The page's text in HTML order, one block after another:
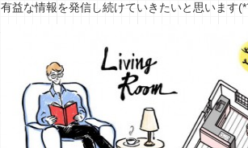
有益な情報を発信し続けていきたいと思います